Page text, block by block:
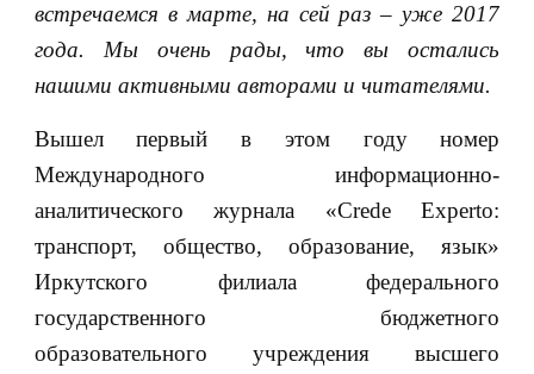
встречаемся в марте, на сей раз–уже 2017
года. Мы очень рады, что вы остались
нашими активными авторами и читателями.
Вышел первый в этом году номер
Международного информационно-
аналитического журнала «Crede Experto:
транспорт, общество, образование, язык»
Иркутского филиала федерального
государственного бюджетного
образовательного учреждения высшего